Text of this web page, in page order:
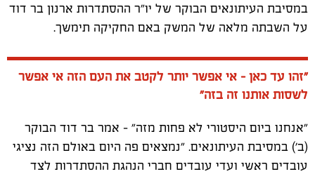
במסיבת העיתונאים הבוקר של יו"ר ההסתדרות ארנון בר דוד
על השבתה מלאה של המשק באם החקיקה תימשך.
"זהו עד כאן - אי אפשר יותר לקטב את העם הזה אי אפשר
לשסות אותנו זה בזה"
"אנחנו ביום היסטורי לא פחות מזה" - אמר בר דוד הבוקר
(ב') במסיבת העיתונאים. "נמצאים פה היום באולם הזה נציגי
עובדים ראשי ועדי עובדים חברי הנהגת ההסתדרות לצד